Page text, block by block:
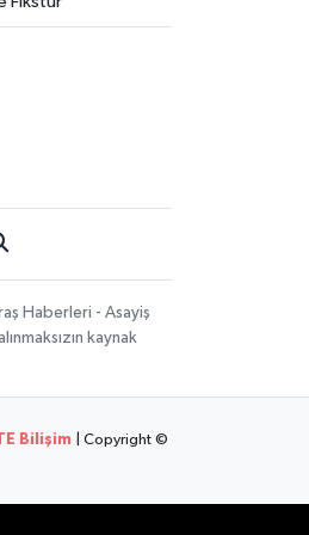
Haberleri - Asayiş
kaynak
Bilişim
| Copyright ©